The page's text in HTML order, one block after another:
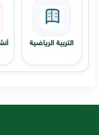
التربية الرياضية